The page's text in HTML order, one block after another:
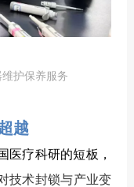
护保养服务
越
医疗科研的短板，
技术封锁与产业变